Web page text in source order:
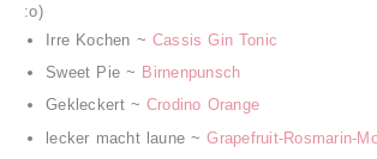
:o)
Irre Kochen ~ Cassis Gin Tonic
Sweet Pie ~ Birnenpunsch
Gekleckert ~ Crodino Orange
lecker macht laune ~Grapefruit-Rosmarin-